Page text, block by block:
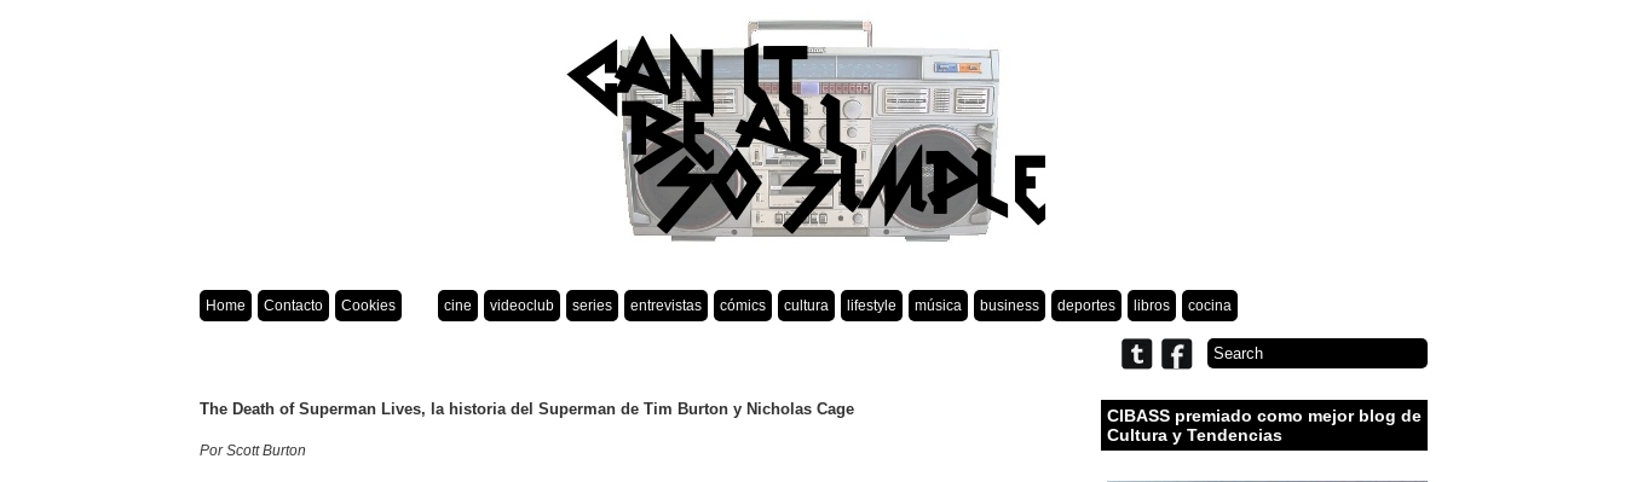
Home Contacto Cookies cine videoclub series entrevistas cómics cultura lifestyle música business deportes libros cocina
The Death of Superman Lives, la historia del Superman de Tim Burton y Nicholas Cage
Por Scott Burton
CIBASS premiado como mejor blog de
Cultura y Tendencias